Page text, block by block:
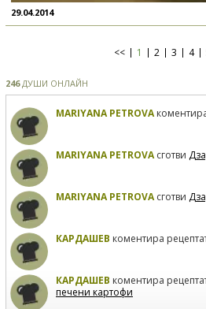
29.04.2014
<< 1 2 3 4
246ДУШИ ОНЛАЙН
MARIYANA PETROVA
MARIYANA PETROVAсготви
MARIYANA PETROVAсготви
КАРДАШЕВ коментира
КАРДАШЕВ коментира
печени картофи